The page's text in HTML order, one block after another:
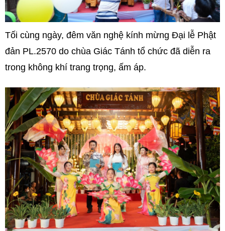
Tối cùng ngày, đêm văn nghệ kính mừng Đại lễ Phật
đản PL.2570 do chùa Giác Tánh tổ chức đã diễn ra
trong không khí trang trọng, ấm áp.